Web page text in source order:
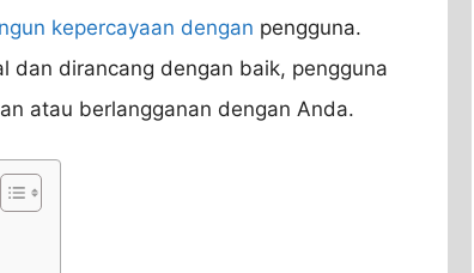
kepercayaan dengan pengguna.
dan dirancang dengan baik, pengguna
atau berlangganan dengan Anda.